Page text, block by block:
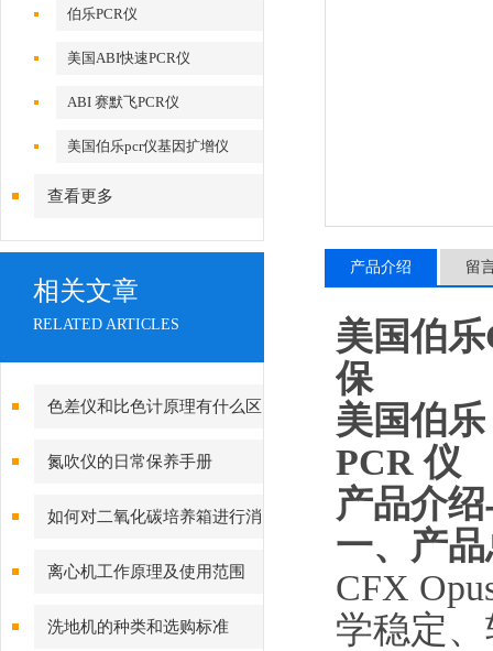
伯乐PCR仪
美国ABI快速PCR仪
ABI 赛默飞PCR仪
美国伯乐pcr仪基因扩增仪
查看更多
相关文章
RELATED ARTICLES
色差仪和比色计原理有什么区
别？
氮吹仪的日常保养手册
如何对二氧化碳培养箱进行消
毒灭菌呢？
离心机工作原理及使用范围
洗地机的种类和选购标准
产品介绍 留
美国伯
保
美国伯乐
PCR 仪
产品介
一、产
CFX
学稳定